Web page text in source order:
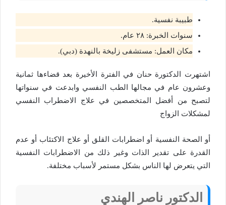
طبيبة نفسية.
سنوات الخبرة: ٢٨ عام.
مكان العمل: مستشفى زليخة بالنهدة (دبي).
اشتهرت الدكتورة حنان في الفترة الأخيرة بعد قضاءها ثمانية
وعشرون عام في مجالها الطب النفسي وابدعت في سنواتها
لتصبح من أفضل المتخصصين في علاج الاضطراب النفسي
لمشكلات الزواج
أو الصحة النفسية أو اضطرابات القلق أو علاج الاكتئاب أو عدم
القدرة على تقدير الذات وغير ذلك من الاضطرابات النفسية
التي يتعرض لها الناس بشكل مستمر لأسباب مختلفة.
الدكتور ناصر الهندي